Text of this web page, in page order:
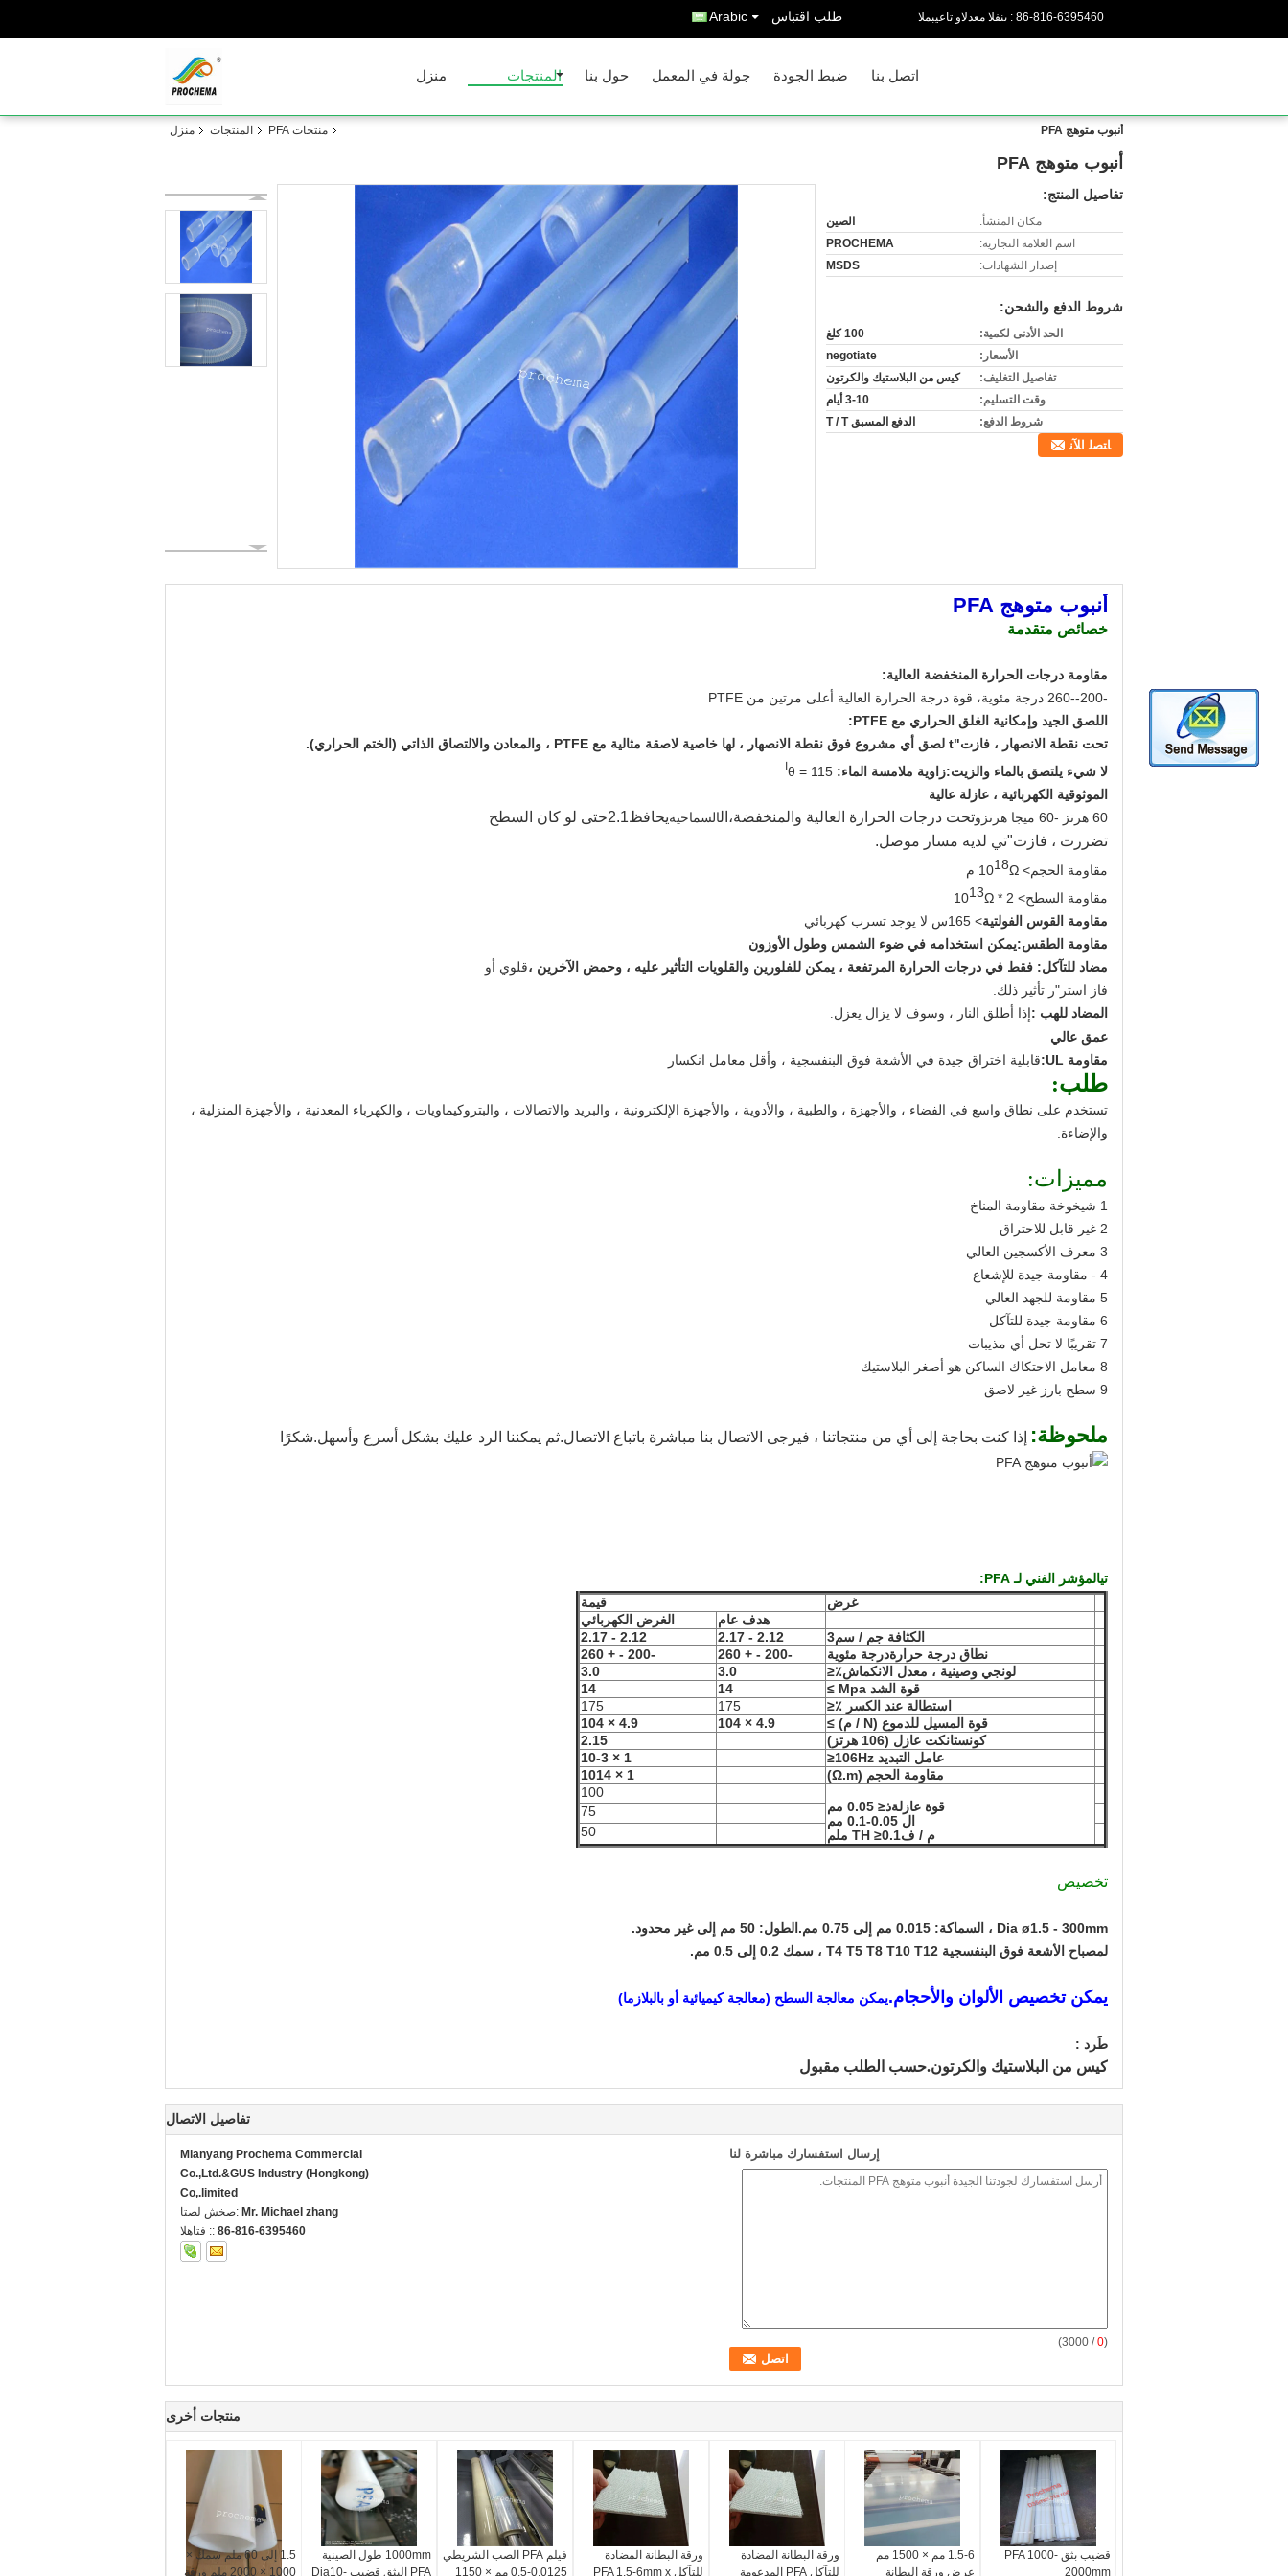
المبيعات والدعم الفنى : 86-816-6395460 طلب اقتباس Arabic
منزل المنتجات حول بنا جولة في المعمل ضبط الجودة اتصل بنا
منزل المنتجات منتجات PFA أنبوب متوهج PFA
أنبوب متوهج PFA
تفاصيل المنتج:
مكان المنشأ:
الصين
اسم العلامة التجارية:
PROCHEMA
إصدار الشهادات:
MSDS
شروط الدفع والشحن:
الحد الأدنى لكمية:
100 كلغ
الأسعار:
negotiate
تفاصيل التغليف:
كيس من البلاستيك والكرتون
وقت التسليم:
3-10 أيام
شروط الدفع:
الدفع المسبق T / T
ﺎﺘﺼﻟ ﺍﻶﻧ
أنبوب متوهج PFA
خصائص متقدمة
مقاومة درجات الحرارة المنخفضة العالية:
-200--2
60 درجة مئوية
، قوة درجة الحرارة العالية أعلى مرتين من PTFE
اللصق الجيد وإمكانية الغلق الحراري مع PTFE:
تحت نقطة الانصهار ، فازت"t لصق أي مشروع فوق نقطة الانصهار ، لها خاصية لاصقة مثالية مع PTFE ، والمعادن والالتصاق الذاتي (الختم الحراري).
لا شيء يلتصق بالماء والزيت:زاوية ملامسة الماء: θ = 115ا
الموثوقية الكهربائية ، عازلة عالية
60 هرتز -60 ميجا هرتز
وتحت درجات الحرارة العالية والمنخفضة،الالسماحيةيحافظ2.1حتى لو كان السطح
تضررت ، فازت"تي لديه مسار موصل.
مقاومة الحجم> 10
18Ω م
مقاومة السطح> 2 * 10
13Ω
مقاومة القوس الفولتية> 165 س لا يوجد تسرب كهربائي
مقاومة الطقس:يمكن استخدامه في ضوء الشمس وطول الأوزون
مضاد للتآكل: فقط في درجات الحرارة المرتفعة ، يمكن للفلورين والقلويات التأثير عليه ، وحمض الآخرين ،قلوي أو
فاز استر "ر تأثير ذلك.
المضاد للهب : إذا أطلق النار ، وسوف لا يزال يعزل.
عمق عالي
مقاومة UL:
قابلية اختراق جيدة في الأشعة فوق البنفسجية ، وأقل معامل انكسار
طلب:
تستخدم على نطاق واسع في الفضاء ، والأجهزة ، والطبية ، والأدوية ، والأجهزة الإلكترونية ، والبريد والاتصالات ، والبتروكيماويات ، والكهرباء المعدنية ، والأجهزة المنزلية ،
والإضاءة.
مميزات:
1 شيخوخة مقاومة المناخ
2 غير قابل للاحتراق
3 معرف الأكسجين العالي
4 - مقاومة جيدة للإشعاع
5 مقاومة للجهد العالي
6 مقاومة جيدة للتآكل
7 تقريبًا لا تحل أي مذيبات
8 معامل الاحتكاك الساكن هو أصغر البلاستيك
9 سطح بارز غير لاصق
ملحوظة: إذا كنت بحاجة إلى أي من منتجاتنا ، فيرجى الاتصال بنا مباشرة باتباع الاتصال.ثم يمكننا الرد عليك بشكل أسرع وأسهل.شكرًا
تيالمؤشر الفني لـ PFA:
غرض
قيمة
هدف عام
الغرض الكهربائي
الكثافة جم / سم3
2.12 - 2.17
2.12 - 2.17
نطاق درجة حرارةدرجة مئوية -200 - + 260
-200 - + 260
لونجي وصينية ، معدل الانكماش٪≤
3.0
3.0
قوة الشد Mpa ≥
14
14
استطالة عند الكسر ٪≤
175
175
قوة المسيل للدموع (N / م) ≥
4.9 × 104
4.9 × 104
كونستانكت عازل (106 هرتز)
2.15
عامل التبديد 106Hz
≤
1 × 10
-3
مقاومة الحجم (Ω.m)
1 × 10
14
قوة عازلةذ≤ 0.05 مم
ال 0.05-0.1 مم
م / ف
TH ≥0.1 ملم
100
75
50
تخصيص
Dia ø1.5 - 300mm ، السماكة: 0.015 مم إلى 0.75 مم.الطول: 50 مم إلى غير محدود.
لمصباح الأشعة فوق البنفسجية T4 T5 T8 T10 T12 ، سمك 0.2 إلى 0.5 مم.
يمكن تخصيص الألوان والأحجام.يمكن معالجة السطح (معالجة كيميائية أو بالبلازما)
طَرد :
كيس من البلاستيك والكرتون.حسب الطلب مقبول
تفاصيل الاتصال
Mianyang Prochema Commercial
Co.,Ltd.&GUS Industry (Hongkong)
Co,.limited
اتصل شخص: Mr. Michael zhang
الهاتف :: 86-816-6395460
إرسال استفسارك مباشرة لنا
(
0
/ 3000)
منتجات أخرى
1.5 إلى 60 ملم سمك ×
1000 × 2000 ملم ورقة
1000mm طول الصينية
PFA البثق قضيب Dia10-
فيلم PFA الصب الشريطي
0.0125-0.5 مم × 1150
ورقة البطانة المضادة
للتآكل PFA 1.5-6mm x
ورقة البطانة المضادة
للتآكل PFA المدعومة
1.5-6 مم × 1500 مم
عرض ورقة البطانة
قضيب بثق PFA 1000-
2000mm